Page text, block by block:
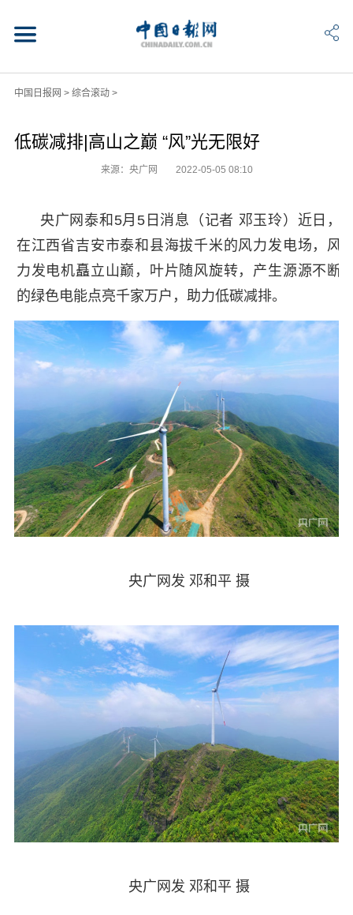
中国日报网 > 综合滚动>
低碳减排|高山之巅 “风”光无限好
来源：央广网 2022-05-05 08:10
央广网泰和5月5日消息（记者 邓玉玲）近日，
在江西省吉安市泰和县海拔千米的风力发电场，风
力发电机矗立山巅，叶片随风旋转，产生源源不断
的绿色电能点亮千家万户，助力低碳减排。
央广网发 邓和平 摄
央广网发 邓和平 摄